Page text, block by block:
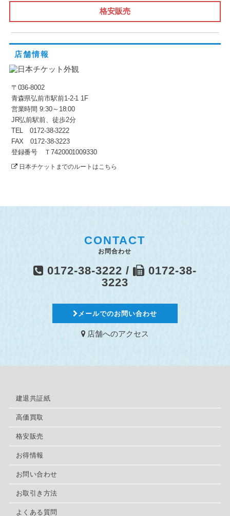
格安販売
店舗情報
〒036-8002
青森県弘前市駅前1-2-1 1F
営業時間 9:30～18:00
JR弘前駅前、徒歩2分
TEL 0172-38-3222
FAX 0172-38-3223
登録番号 Ｔ7420001009330
日本チケットまでのルートはこちら
CONTACT
お問合わせ
0172-38-3222 /
0172-38-
3223
メールでのお問い合わせ
店舗へのアクセス
建退共証紙
高価買取
格安販売
お得情報
お問い合わせ
お取引き方法
よくある質問